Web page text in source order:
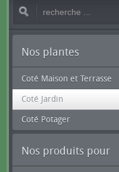
Nos plantes
Coté Maison et Terrasse
Coté Jardin
Coté Potager
Nos produits pour